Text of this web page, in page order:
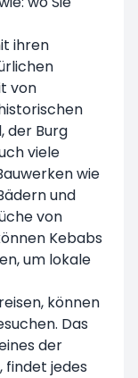
ihren
von
der Burg
viele
wie
und
von
Kebabs
um lokale
können
Das
der
findet jedes